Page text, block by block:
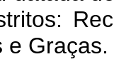
e Graças.